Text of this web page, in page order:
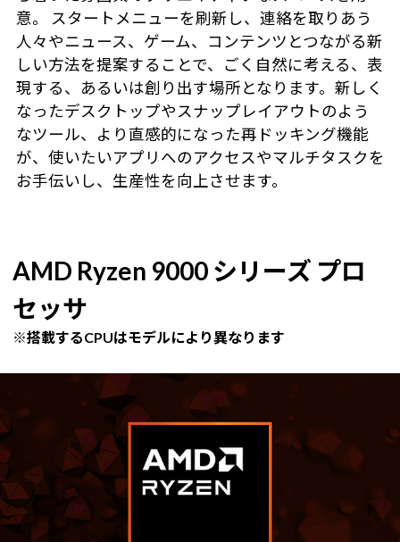
意。 スタートメニューを刷新し、連絡を取りあう
人々やニュース、ゲーム、コンテンツとつながる新
しい方法を提案することで、ごく自然に考える、表
現する、あるいは創り出す場所となります。新しく
なったデスクトップやスナップレイアウトのよう
なツール、より直感的になった再ドッキング機能
が、使いたいアプリへのアクセスやマルチタスクを
お手伝いし、生産性を向上させます。
AMD Ryzen 9000 シリーズ プロ
セッサ
※搭載するCPUはモデルにより異なります